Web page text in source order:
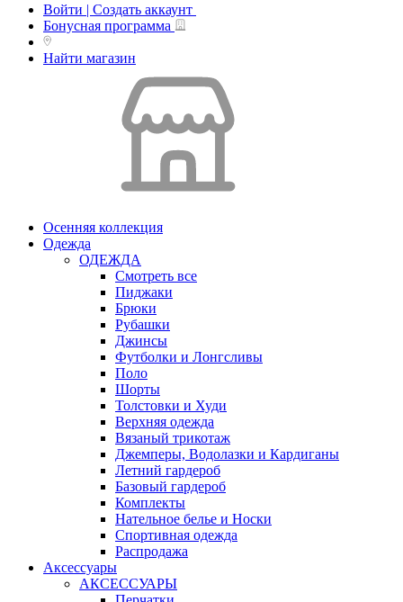
Войти | Создать аккаунт
Бонусная программа
Найти магазин
Осенняя коллекция
Одежда
ОДЕЖДА
Смотреть все
Пиджаки
Брюки
Рубашки
Джинсы
Футболки и Лонгсливы
Поло
Шорты
Толстовки и Худи
Верхняя одежда
Вязаный трикотаж
Джемперы, Водолазки и Кардиганы
Летний гардероб
Базовый гардероб
Комплекты
Нательное белье и Носки
Спортивная одежда
Распродажа
Аксессуары
АКСЕССУАРЫ